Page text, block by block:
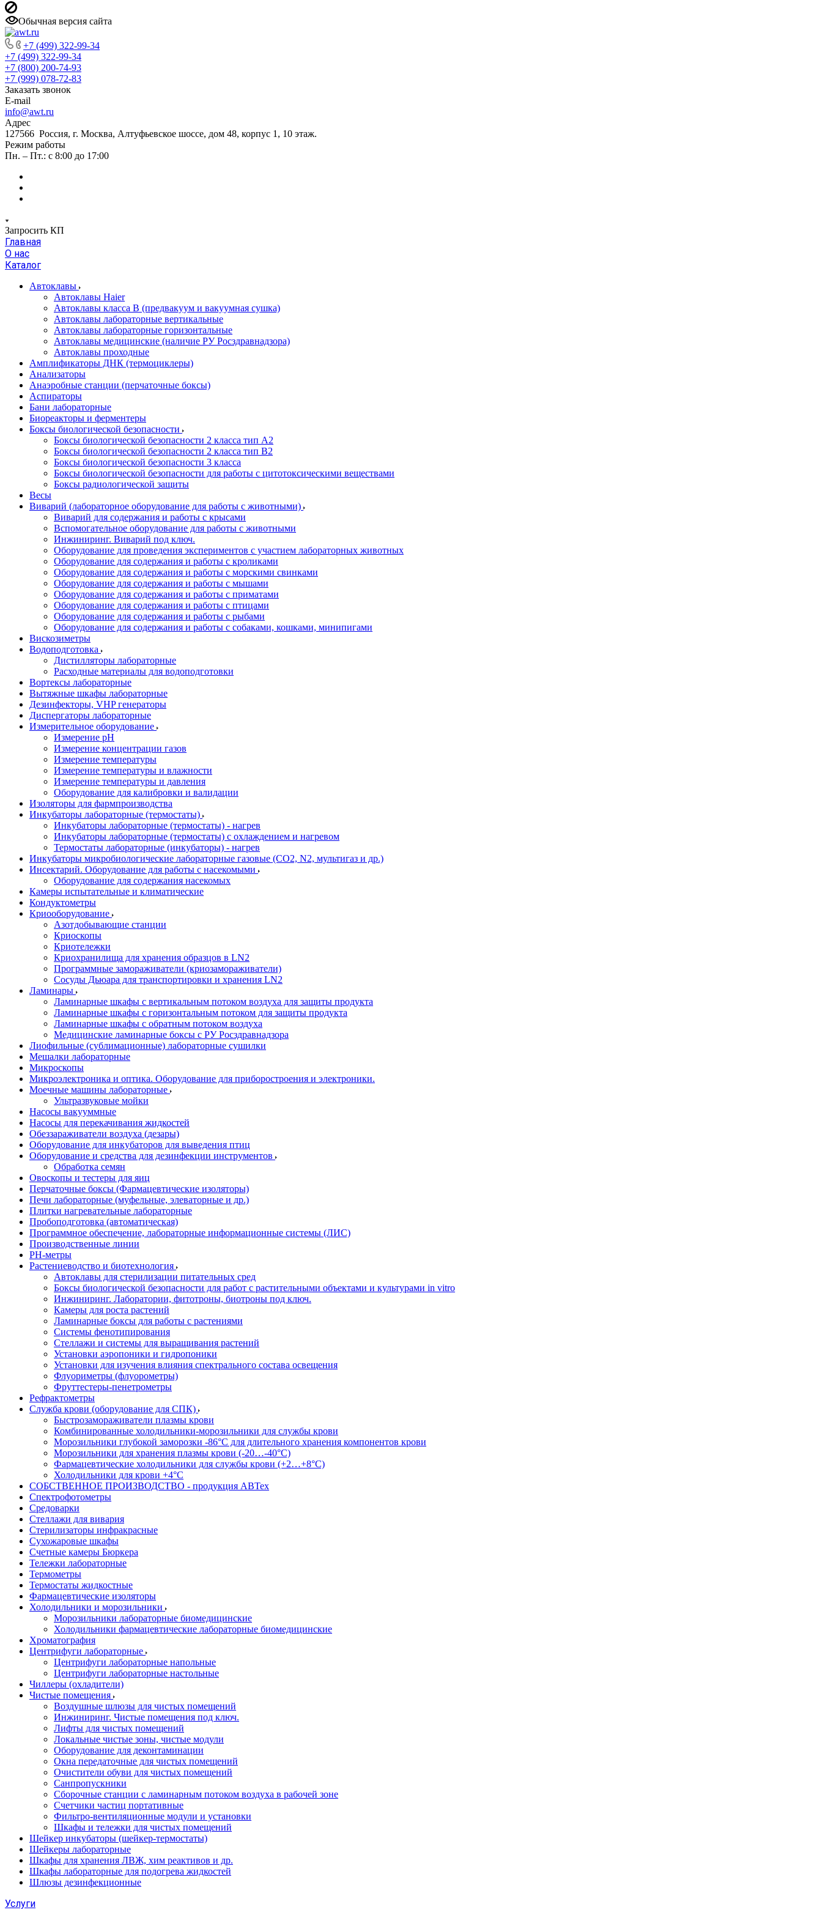
Обычная версия сайта
+7 (499) 322-99-34
+7 (499) 322-99-34
+7 (800) 200-74-93
+7 (999) 078-72-83
Заказать звонок
E-mail
info@awt.ru
Адрес
127566 Россия, г. Москва, Алтуфьевское шоссе, дом 48, корпус 1, 10 этаж.
Режим работы
Пн. – Пт.: с 8:00 до 17:00
Запросить КП
Главная
О нас
Каталог
Автоклавы
Автоклавы Haier
Автоклавы класса B (предвакуум и вакуумная сушка)
Автоклавы лабораторные вертикальные
Автоклавы лабораторные горизонтальные
Автоклавы медицинские (наличие РУ Росздравнадзора)
Автоклавы проходные
Амплификаторы ДНК (термоциклеры)
Анализаторы
Анаэробные станции (перчаточные боксы)
Аспираторы
Бани лабораторные
Биореакторы и ферментеры
Боксы биологической безопасности
Боксы биологической безопасности 2 класса тип A2
Боксы биологической безопасности 2 класса тип B2
Боксы биологической безопасности 3 класса
Боксы биологической безопасности для работы с цитотоксическими веществами
Боксы радиологической защиты
Весы
Виварий (лабораторное оборудование для работы с животными)
Виварий для содержания и работы с крысами
Вспомогательное оборудование для работы с животными
Инжиниринг. Виварий под ключ.
Оборудование для проведения экспериментов с участием лабораторных животных
Оборудование для содержания и работы с кроликами
Оборудование для содержания и работы с морскими свинками
Оборудование для содержания и работы с мышами
Оборудование для содержания и работы с приматами
Оборудование для содержания и работы с птицами
Оборудование для содержания и работы с рыбами
Оборудование для содержания и работы с собаками, кошками, минипигами
Вискозиметры
Водоподготовка
Дистилляторы лабораторные
Расходные материалы для водоподготовки
Вортексы лабораторные
Вытяжные шкафы лабораторные
Дезинфекторы, VHP генераторы
Диспергаторы лабораторные
Измерительное оборудование
Измерение pH
Измерение концентрации газов
Измерение температуры
Измерение температуры и влажности
Измерение температуры и давления
Оборудование для калибровки и валидации
Изоляторы для фармпроизводства
Инкубаторы лабораторные (термостаты)
Инкубаторы лабораторные (термостаты) - нагрев
Инкубаторы лабораторные (термостаты) с охлаждением и нагревом
Термостаты лабораторные (инкубаторы) - нагрев
Инкубаторы микробиологические лабораторные газовые (CO2, N2, мультигаз и др.)
Инсектарий. Оборудование для работы с насекомыми
Оборудование для содержания насекомых
Камеры испытательные и климатические
Кондуктометры
Криооборудование
Азотдобывающие станции
Криоскопы
Криотележки
Криохранилища для хранения образцов в LN2
Программные замораживатели (криозамораживатели)
Сосуды Дьюара для транспортировки и хранения LN2
Ламинары
Ламинарные шкафы с вертикальным потоком воздуха для защиты продукта
Ламинарные шкафы с горизонтальным потоком для защиты продукта
Ламинарные шкафы с обратным потоком воздуха
Медицинские ламинарные боксы с РУ Росздравнадзора
Лиофильные (сублимационные) лабораторные сушилки
Мешалки лабораторные
Микроскопы
Микроэлектроника и оптика. Оборудование для приборостроения и электроники.
Моечные машины лабораторные
Ультразвуковые мойки
Насосы вакууммные
Насосы для перекачивания жидкостей
Обеззараживатели воздуха (дезары)
Оборудование для инкубаторов для выведения птиц
Оборудование и средства для дезинфекции инструментов
Обработка семян
Овоскопы и тестеры для яиц
Перчаточные боксы (Фармацевтические изоляторы)
Печи лабораторные (муфельные, элеваторные и др.)
Плитки нагревательные лабораторные
Пробоподготовка (автоматическая)
Программное обеспечение, лабораторные информационные системы (ЛИС)
Производственные линии
РH-метры
Растениеводство и биотехнология
Автоклавы для стерилизации питательных сред
Боксы биологической безопасности для работ с растительными объектами и культурами in vitro
Инжиниринг. Лаборатории, фитотроны, биотроны под ключ.
Камеры для роста растений
Ламинарные боксы для работы с растениями
Системы фенотипирования
Стеллажи и системы для выращивания растений
Установки аэропоники и гидропоники
Установки для изучения влияния спектрального состава освещения
Флуориметры (флуорометры)
Фруттестеры-пенетрометры
Рефрактометры
Служба крови (оборудование для СПК)
Быстрозамораживатели плазмы крови
Комбинированные холодильники-морозильники для службы крови
Морозильники глубокой заморозки -86°С для длительного хранения компонентов крови
Морозильники для хранения плазмы крови (-20…-40°С)
Фармацевтические холодильники для службы крови (+2…+8°С)
Холодильники для крови +4°С
СОБСТВЕННОЕ ПРОИЗВОДСТВО - продукция АВТех
Спектрофотометры
Средоварки
Стеллажи для вивария
Стерилизаторы инфракрасные
Сухожаровые шкафы
Счетные камеры Бюркера
Тележки лабораторные
Термометры
Термостаты жидкостные
Фармацевтические изоляторы
Холодильники и морозильники
Морозильники лабораторные биомедицинские
Холодильники фармацевтические лабораторные биомедицинские
Хроматография
Центрифуги лабораторные
Центрифуги лабораторные напольные
Центрифуги лабораторные настольные
Чиллеры (охладители)
Чистые помещения
Воздушные шлюзы для чистых помещений
Инжиниринг. Чистые помещения под ключ.
Лифты для чистых помещений
Локальные чистые зоны, чистые модули
Оборудование для деконтаминации
Окна передаточные для чистых помещений
Очистители обуви для чистых помещений
Санпропускники
Сборочные станции с ламинарным потоком воздуха в рабочей зоне
Счетчики частиц портативные
Фильтро-вентиляционные модули и установки
Шкафы и тележки для чистых помещений
Шейкер инкубаторы (шейкер-термостаты)
Шейкеры лабораторные
Шкафы для хранения ЛВЖ, хим реактивов и др.
Шкафы лабораторные для подогрева жидкостей
Шлюзы дезинфекционные
Услуги